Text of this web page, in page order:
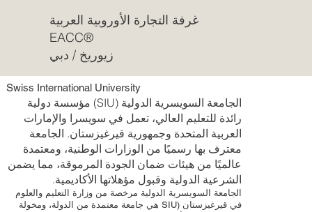
غرفة التجارة الأوروبية العربية
EACC®
زيوريخ / دبي
Swiss International University
الجامعة السويسرية الدولية (SIU) مؤسسة دولية
رائدة للتعليم العالي، تعمل في سويسرا والإمارات
العربية المتحدة وجمهورية قيرغيزستان. الجامعة
معترف بها رسميًا من الوزارات الوطنية، ومعتمدة
عالميًا من هيئات ضمان الجودة المرموقة، مما يضمن
الشرعية الدولية وقبول مؤهلاتها الأكاديمية.
الجامعة السويسرية الدولية مرخصة من وزارة التعليم والعلوم
في قيرغيزستان (SIU هي جامعة معتمدة من الدولة، ومخولة